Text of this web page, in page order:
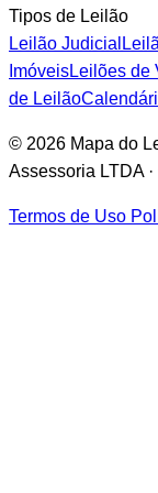
Tipos de Leilão
Leilão Judicial
ImóveisLeilões de
de Leilão
© 2026 Mapa do
Assessoria LTDA
Termos de Uso